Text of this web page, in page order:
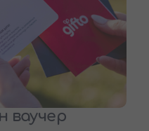
ваучер